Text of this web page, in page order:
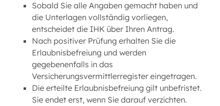
Sobald Sie alle Angaben gemacht haben und
die Unterlagen vollständig vorliegen,
entscheidet die IHK über Ihren Antrag.
Nach positiver Prüfung erhalten Sie die
Erlaubnisbefreiung und werden
gegebenenfalls in das
Versicherungsvermittlerregister eingetragen.
Die erteilte Erlaubnisbefreiung gilt unbefristet.
Sie endet erst, wenn Sie darauf verzichten.